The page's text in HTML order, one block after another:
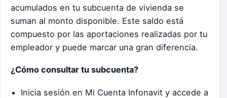
acumulados en tu subcuenta de vivienda se
suman al monto disponible. Este saldo está
compuesto por las aportaciones realizadas por tu
empleador y puede marcar una gran diferencia.
¿Cómo consultar tu subcuenta?
Inicia sesión en Mi Cuenta Infonavit y accede a